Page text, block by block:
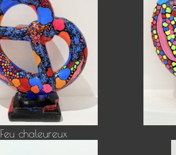
Feu chaleureux